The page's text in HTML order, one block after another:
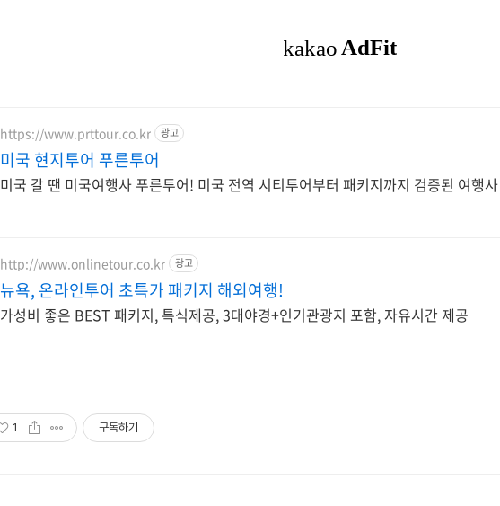
https://www.prttour.co.kr 광고
미국 현지투어 푸른투어
미국 갈 땐 미국여행사 푸른투어! 미국 전역 시티투어부터 패키지까지 검증된 여행사
http://www.onlinetour.co.kr 광고
뉴욕, 온라인투어 초특가 패키지 해외여행!
가성비 좋은 BEST 패키지, 특식제공, 3대야경+인기관광지 포함, 자유시간 제공
1 구독하기